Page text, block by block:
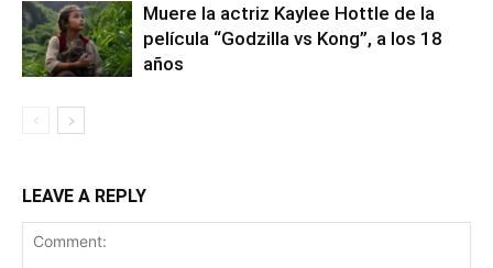
Muere la actriz Kaylee Hottle de la
película “Godzilla vs Kong”, a los 18
años
LEAVE A REPLY